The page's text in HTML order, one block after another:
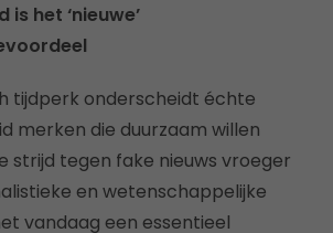
is het ‘nieuwe’
tijdperk onderscheidt échte
merken die duurzaam willen
strijd tegen fake nieuws vroeger
en wetenschappelijke
vandaag een essentieel